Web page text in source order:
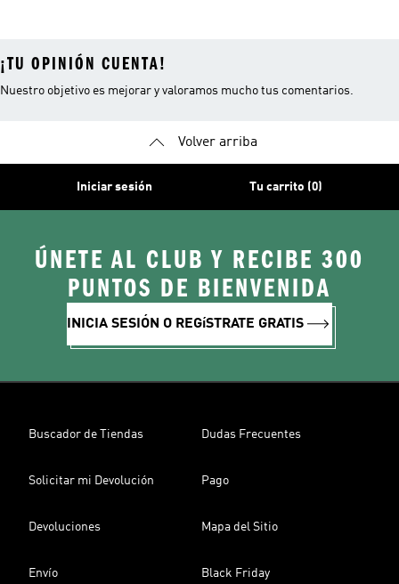
¡TU OPINIÓN CUENTA!
Nuestro objetivo es mejorar y valoramos mucho tus comentarios.
Volver arriba
Iniciar sesión Tu carrito (0)
ÚNETE AL CLUB Y RECIBE 300
PUNTOS DE BIENVENIDA
INICIA SESIÓN O REGíSTRATE GRATIS
Buscador de Tiendas Dudas Frecuentes
Solicitar mi Devolución Pago
Devoluciones Mapa del Sitio
Envío Black Friday